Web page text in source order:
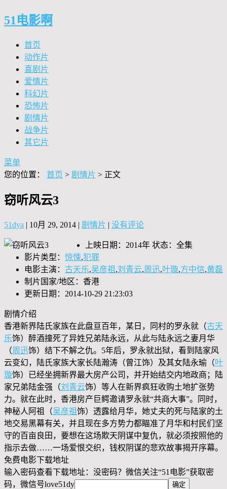
51电影啊
首页
动作片
喜剧片
爱情片
科幻片
恐怖片
剧情片
战争片
其它片
菜单
您的位置： 首页 > 剧情片 > 正文
窃听风云3
51dya | 10月 29, 2014 | 剧情片 | 没有评论
上映日期：2014年 状态：全集
影片类型： 惊悚,犯罪
电影主演： 古天乐,吴彦祖 ,刘青云,周迅,叶璇,方中信,黄磊
制片国家/地区：香港
更新日期：2014-10-29 21:23:03
剧情介绍
香港新界陆氏家族在此盘亘百年，某日，同村的罗永就（古天
乐饰）醉酒撞死了异姓兄弟陆永远，从此与陆永远之妻月华
（周迅饰）结下不解之仇。5年后，罗永就出狱，看到陆家风
云变幻，陆氏家族大家长陆瀚涛（曾江饰）及其女陆永瑜（叶
璇饰）已经坐拥新界最大房产公司，并开始结交内地政商；陆
家兄弟陆金强（刘青云饰）等人在新界疯狂收购土地扩张势
力。就在此时，香港房产巨鳄邀请罗永就“共商大事”。同时，
神秘人阿祖（吴彦祖饰）透露给月华，她丈夫的死与陆家的土
地交易黑幕有关，并且现在多方势力都瞄准了月华和村民们坚
守的百亩良田，要想在这场欺天阴谋中复仇，就必须按照他的
指示去做……一场爱恨交织，钱权阴谋的悲欢故事揭开序幕。
免费电影下载地址
输入密码查看下载地址：没密码？微信关注“51电影”获取密
码，微信号love51dy